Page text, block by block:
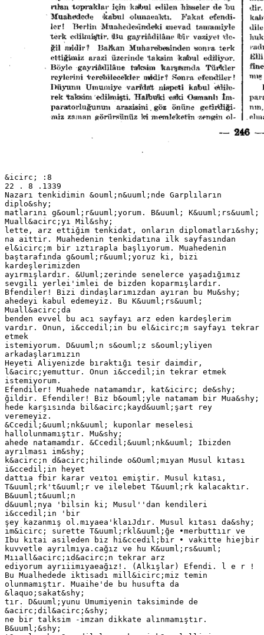
&icirc; :8
22 . 8 .1339
Nazarı tenkidimin &ouml;n&uuml;nde Garplıların
diplo&shy;
matlarını g&ouml;r&uuml;yorum. B&uuml; K&uuml;rs&uuml;
Muall&acirc;yı Mil&shy;
lette, arz ettiğim tenkidat, onların diplomatları&shy;
na aittir. Muahedenin tenkidatına ilk sayfasından
el&icirc;m bir ıztırapla başlıyorum. Muahedenin
baştarafında g&ouml;r&uuml;yoruz ki, bizi
kardeşlerimizden
ayırmışlardır. &Uuml;zerinde senelerce yaşadığımız
sevgili yerlei'imlei de bizden koparmışlardır.
Bfendiler! Bizi dindaşlarımızdan ayıran bu Mu&shy;
ahedeyi kabul edemeyiz. Bu K&uuml;rs&uuml;
Muall&acirc;da
benden evvel bu acı sayfayı arz eden kardeşlerim
vardır. Onun, i&ccedil;in bu el&icirc;m sayfayı tekrar
etmek
istemiyorum. D&uuml;n s&ouml;z s&ouml;yliyen
arkadaşlarımızın
Heyeti Aliyenizde bıraktığı tesir daimdir,
l&acirc;yemuttur. Onun i&ccedil;in tekrar etmek
istemiyorum.
Efendiler! Muahede natamamdır, kat&icirc; de&shy;
ğildir. Efendiler! Biz b&ouml;yle natamam bir Mua&shy;
hede karşısında bil&acirc;kayd&uuml;şart rey
veremeyiz.
&Ccedil;&uuml;nk&uuml; kuponlar meselesi
hallolunmamıştır. Mu&shy;
ahede natamamdır. &Ccedil;&uuml;nk&uuml; Ibizden
ayrılması im&shy;
k&acirc;n d&acirc;hilinde o&Ouml;mıyan Musul kıtası
i&ccedil;in heyet
dattıa fbir karar veıtoı emiştir. Musul kıtası,
T&uuml;rk't&uuml;r ve ilelebet T&uuml;rk kalacaktır.
B&uuml;t&uuml;n
d&uuml;nya 'bilsin ki; Musul''dan kendileri
i&ccedil;in 'bir
şey kazanmış ol.mıyaea'klaıJdır. Musul kıtası da&shy;
im&icirc; surette T&uuml;rkl&uuml;ğe •merbuttıır ve
Ibu kıtai asileden biz hi&ccedil;bir • vakitte hiejbir
kuvvetle ayrılmıya.cağız ve hu K&uuml;rs&uuml;
Mııall&acirc;ıd&acirc;n tekrar arz
ediyorum ayrıiimıyaeağız!. (Alkışlar) Efendi. l e r !
Bu Mualhedede iktisadı mill&icirc;miz temin
olunmamıştır. Muaihe'de bu husufta da
&laquo;sakat&shy;
tır. D&uuml;yunu Umumiyenin taksiminde de
&acirc;dil&acirc;&shy;
ne bir talksim -imzan dikkate alınmamıştır.
B&uuml;&shy;